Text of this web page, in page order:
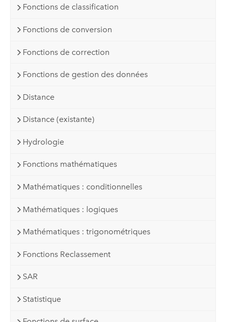
Fonctions de classification
Fonctions de conversion
Fonctions de correction
Fonctions de gestion des données
Distance
Distance (existante)
Hydrologie
Fonctions mathématiques
Mathématiques : conditionnelles
Mathématiques : logiques
Mathématiques : trigonométriques
Fonctions Reclassement
SAR
Statistique